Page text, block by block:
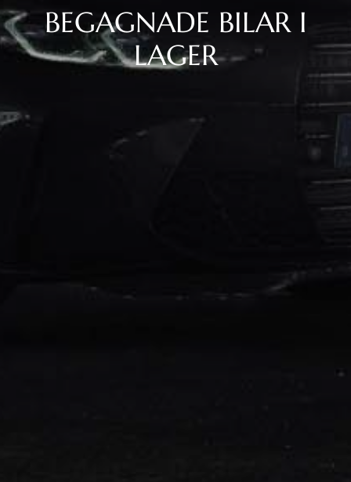
BEGAGNADE BILAR I
LAGER